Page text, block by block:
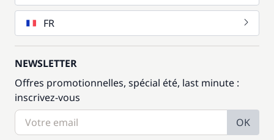
FR
NEWSLETTER
Offres promotionnelles, spécial été, last minute :
inscrivez-vous
OK